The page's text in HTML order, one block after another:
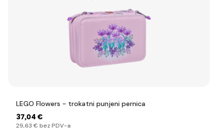
LEGO Flowers - trokatni punjeni pernica
37,04 €
29,63 € bez PDV-a